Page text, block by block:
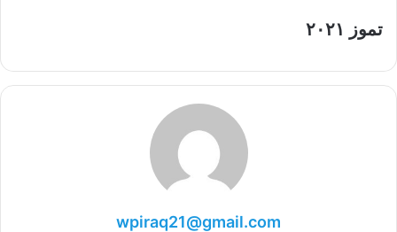
تموز ٢٠٢١
wpiraq21@gmail.com